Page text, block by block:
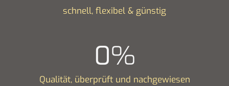
schnell, flexibel & günstig
0%
Qualität, überprüft und nachgewiesen